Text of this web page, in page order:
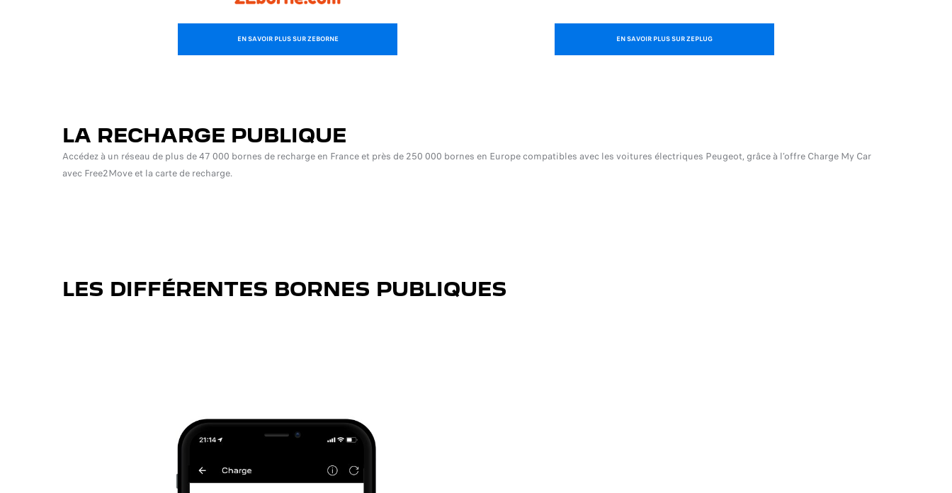
EN SAVOIR PLUS SUR ZEBORNE EN SAVOIR PLUS SUR ZEPLUG
LA RECHARGE PUBLIQUE
Accédez à un réseau de plus de 47 000 bornes de recharge en France et près de 250 000 bornes en Europe compatibles avec les voitures électriques Peugeot, grâce à l’offre Charge My Car
avec Free2Move et la carte de recharge.
LES DIFFÉRENTES BORNES PUBLIQUES